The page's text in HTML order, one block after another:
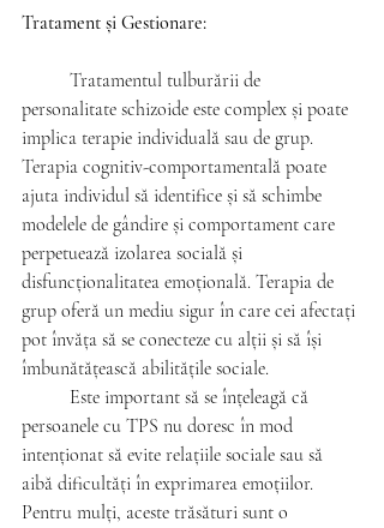
Tratament și Gestionare:
personalitate schizoide este complex și poate
implica terapie individuală sau de grup.
Terapia cognitiv-comportamentală poate
ajuta individul să identifice și să schimbe
modelele de gândire și comportament care
perpetuează izolarea socială și
disfuncționalitatea emoțională. Terapia de
grup oferă un mediu sigur în care cei afectați
pot învăța să se conecteze cu alții și să își
îmbunătățească abilitățile sociale.
persoanele cu TPS nu doresc în mod
intenționat să evite relațiile sociale sau să
aibă dificultăți în exprimarea emoțiilor.
Pentru mulți, aceste trăsături sunt o